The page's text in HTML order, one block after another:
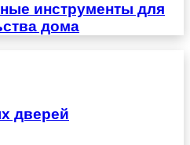
инструменты для
дома
дверей